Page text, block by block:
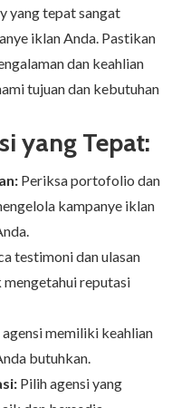
yang tepat sangat
iklan Anda. Pastikan
dan keahlian
tujuan dan kebutuhan
yang Tepat:
Periksa portofolio dan
kampanye iklan
testimoni dan ulasan
reputasi
memiliki keahlian
butuhkan.
Pilih agensi yang